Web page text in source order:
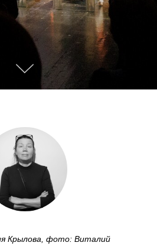
Крылова, фото: Виталий